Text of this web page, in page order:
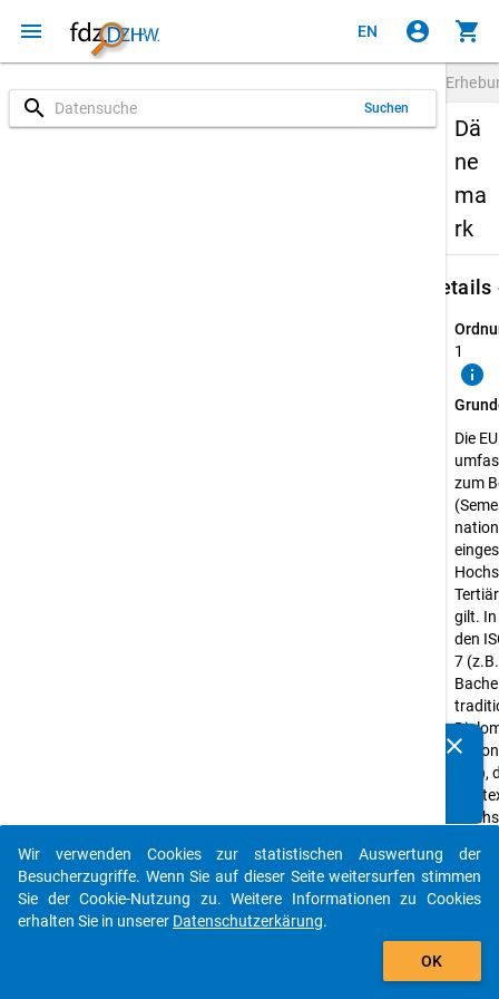
menu EN account_circle shopping_cart
search Suchen
Dä
ne
ma
rk
Details
1
info
Die
zum
gilt. In
den
7
etc.),
clear
auto_stories
add_shopping_cart
Wir verwenden Cookies zur statistischen Auswertung der
Besucherzugriffe. Wenn Sie auf dieser Seite weitersurfen stimmen
Sie der Cookie-Nutzung zu. Weitere Informationen zu Cookies
erhalten Sie in unserer Datenschutzerkärung.
OK